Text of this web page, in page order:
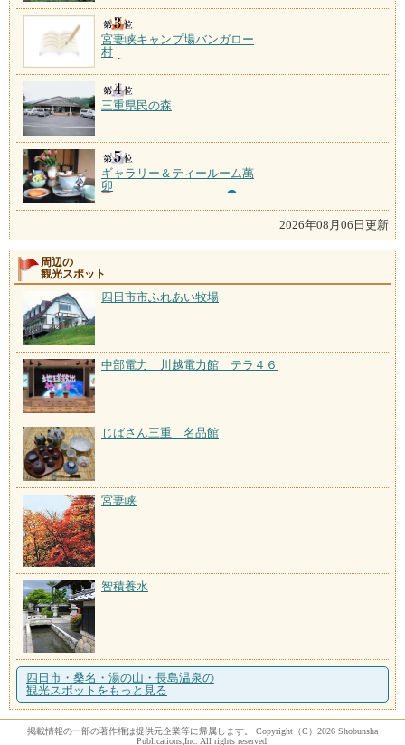
宮妻峡キャンプ場バンガロー
村
三重県民の森
ギャラリー＆ティールーム萬
卯
2026年08月06日更新
周辺の
観光スポット
四日市市ふれあい牧場
中部電力 川越電力館 テラ４６
じばさん三重 名品館
宮妻峡
智積養水
四日市・桑名・湯の山・長島温泉の
観光スポットをもっと見る
掲載情報の一部の著作権は提供元企業等に帰属します。 Copyright（C）2026 Shobunsha
Publications,Inc. All rights reserved.